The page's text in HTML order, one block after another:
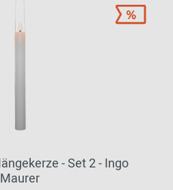
- Set 2 - Ingo
Maurer